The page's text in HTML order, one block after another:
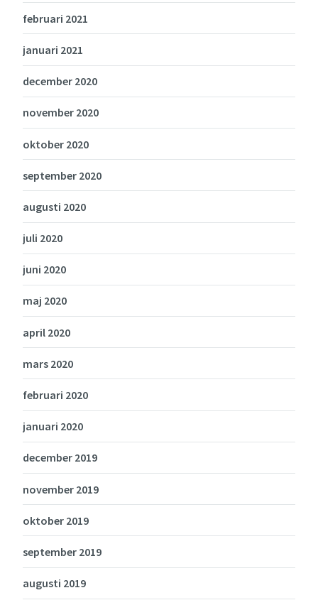
februari 2021
januari 2021
december 2020
november 2020
oktober 2020
september 2020
augusti 2020
juli 2020
juni 2020
maj 2020
april 2020
mars 2020
februari 2020
januari 2020
december 2019
november 2019
oktober 2019
september 2019
augusti 2019